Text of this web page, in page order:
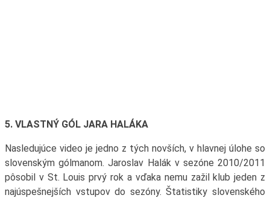
5. VLASTNÝ GÓL JARA HALÁKA
Nasledujúce video je jedno z tých novších, v hlavnej úlohe so
slovenským gólmanom. Jaroslav Halák v sezóne 2010/2011
pôsobil v St. Louis prvý rok a vďaka nemu zažil klub jeden z
najúspešnejších vstupov do sezóny. Štatistiky slovenského